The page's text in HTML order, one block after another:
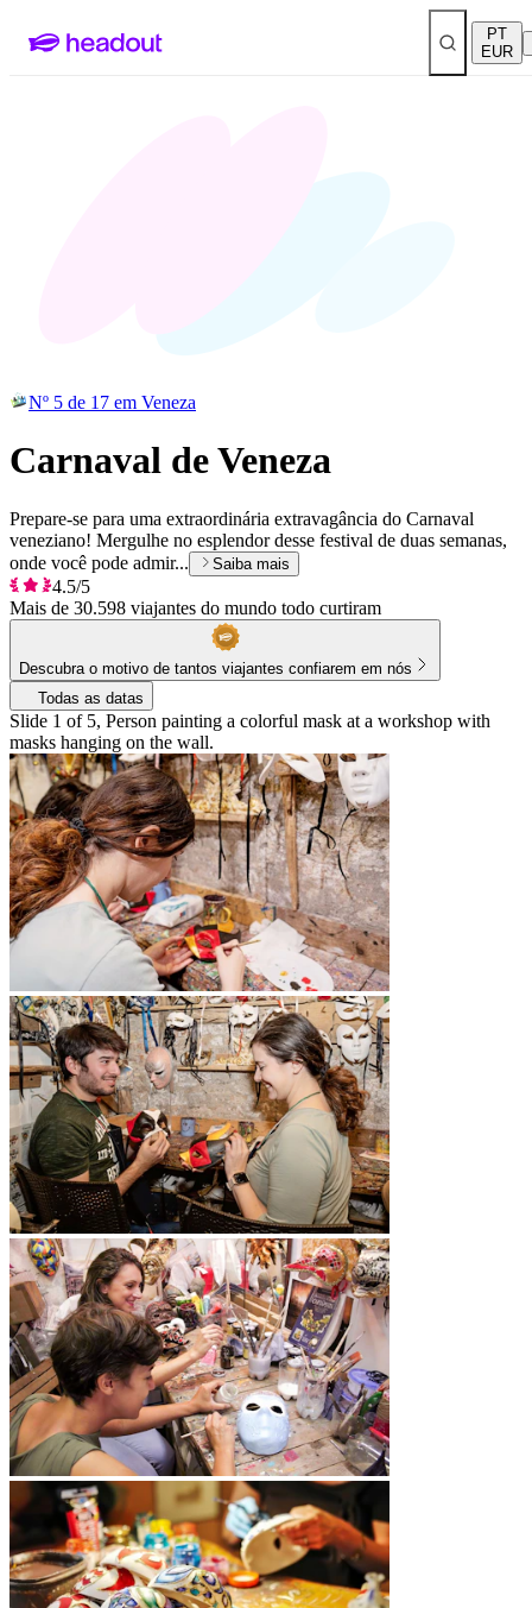
PT
EUR
Nº 5 de 17 em Veneza
Carnaval de Veneza
Prepare-se para uma extraordinária extravagância do Carnaval
veneziano! Mergulhe no esplendor desse festival de duas semanas,
onde você pode admir...
Saiba mais
4.5/5
Mais de 30.598 viajantes do mundo todo curtiram
Descubra o motivo de tantos viajantes confiarem em nós
Todas as datas
Slide 1 of 5, Person painting a colorful mask at a workshop with
masks hanging on the wall.